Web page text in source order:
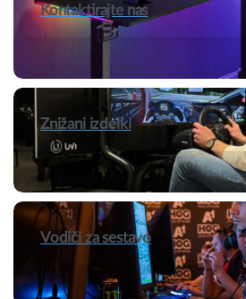
Kontaktirajte nas
Znižani izdelki
Vodiči za sestavo